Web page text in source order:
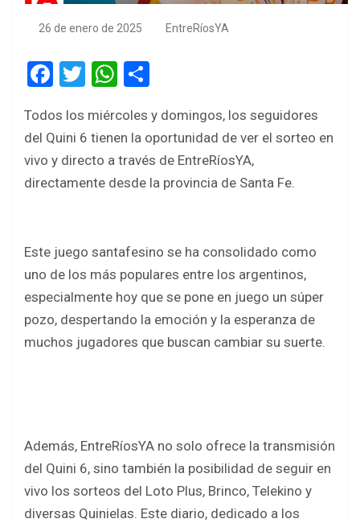
26 de enero de 2025 EntreRíosYA
F
ce
b
o
T
tt
er
W
at
s
A
ar
e
Todos los miércoles y domingos, los seguidores
del Quini 6 tienen la oportunidad de ver el sorteo en
vivo y directo a través de EntreRíosYA,
directamente desde la provincia de Santa Fe.
Este juego santafesino se ha consolidado como
uno de los más populares entre los argentinos,
especialmente hoy que se pone en juego un súper
pozo, despertando la emoción y la esperanza de
muchos jugadores que buscan cambiar su suerte.
Además, EntreRíosYA no solo ofrece la transmisión
del Quini 6, sino también la posibilidad de seguir en
vivo los sorteos del Loto Plus, Brinco, Telekino y
diversas Quinielas. Este diario, dedicado a los